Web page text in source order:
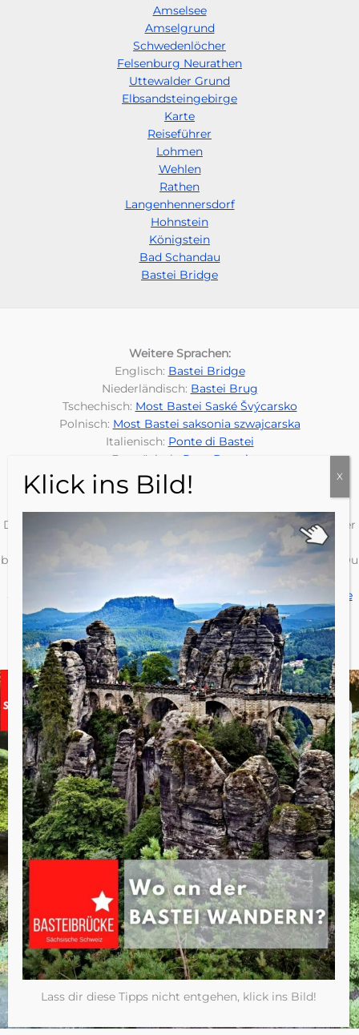
Amselsee
Amselgrund
Schwedenlöcher
Felsenburg Neurathen
Uttewalder Grund
Elbsandsteingebirge
Karte
Reiseführer
Lohmen
Wehlen
Rathen
Langenhennersdorf
Hohnstein
Königstein
Bad Schandau
Bastei Bridge
Weitere Sprachen:
Englisch: Bastei Bridge
Niederländisch: Bastei Brug
Tschechisch: Most Bastei Saské Švýcarsko
Polnisch: Most Bastei saksonia szwajcarska
Italienisch: Ponte di Bastei
Französisch: Pont Bastei
Dann unterstütze uns doch: Wenn du über unseren Beitrag der
Sächsischen Schweiz Karte
auf amazon klickst,
bekommen wir für deine Bestellungen eine kleine Provision. Du
bezahlst aber nicht mehr als normal, die Provision bezahlt
amazon. Genauso ist das Prinzip beim
Reiseführer Sächsische
Schweiz. So können wir unsere Arbeit zum Teil finanzieren.
Herzlichen Dank dafür.
Lass dir diese Tipps nicht entgehen, klick ins Bild!